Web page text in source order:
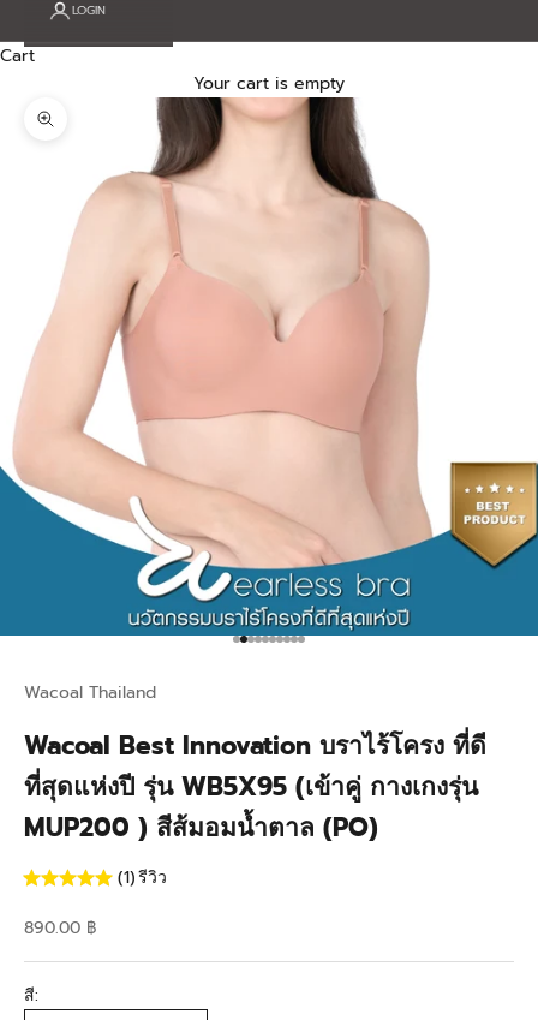
LOGIN
Cart
Your cart is empty
Zoom picture
Go to item 1
Go to item 2
Go to item 3
Go to item 4
Go to item 5
Go to item 6
Go to item 7
Go to item 8
Go to item 9
Go to item 10
Wacoal Thailand
Wacoal Best Innovation บราไร้โครง ที่ดี
ที่สุดแห่งปี รุ่น WB5X95 (เข้าคู่ กางเกงรุ่น
MUP200 ) สีส้มอมน้ำตาล (PO)
(1)รีวิว
Sale price
890.00 ฿
สี: